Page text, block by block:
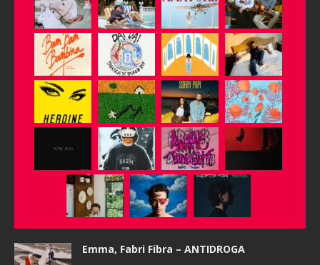
Emma, Fabri Fibra – ANTIDROGA